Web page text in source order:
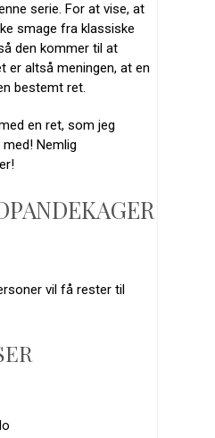
serie. For at vise, at
smage fra klassiske
den kommer til at
er altså meningen, at en
bestemt ret.
en ret, som jeg
Nemlig
vil få rester til